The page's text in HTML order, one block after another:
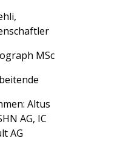
MSc
Altus
AG, IC
AG